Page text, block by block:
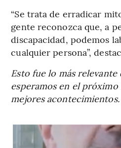
“Se trata de erradicar
gente reconozca que, a
discapacidad, podemos
cualquier persona”,
Esto fue lo más relevante
esperamos en el
mejores acontecimientos.